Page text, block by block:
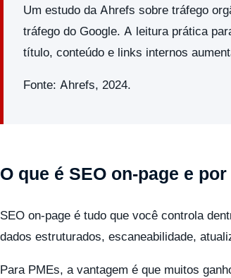
Um estudo da Ahrefs sobre tráfego
tráfego do Google. A leitura prática
título, conteúdo e links internos
Fonte: Ahrefs, 2024.
O que é SEO on-page e
SEO on-page é tudo que você controla
dados estruturados, escaneabilidade,
Para PMEs, a vantagem é que muitos